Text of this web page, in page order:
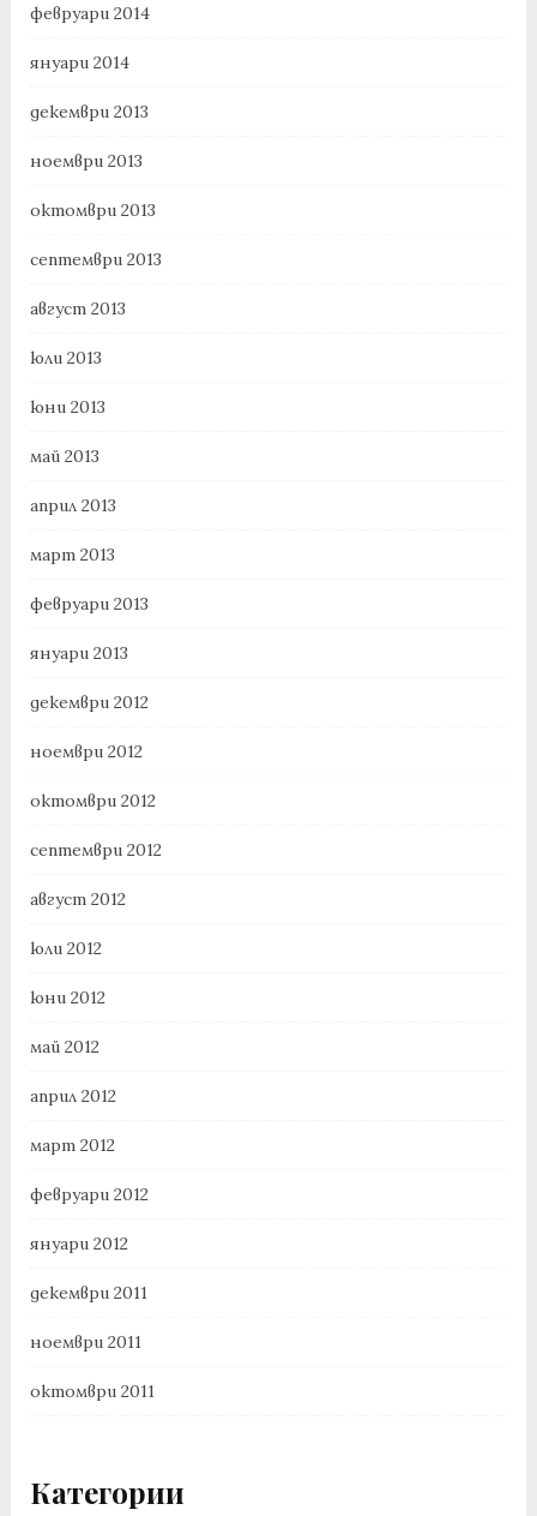
февруари 2014
януари 2014
декември 2013
ноември 2013
октомври 2013
септември 2013
август 2013
юли 2013
юни 2013
май 2013
април 2013
март 2013
февруари 2013
януари 2013
декември 2012
ноември 2012
октомври 2012
септември 2012
август 2012
юли 2012
юни 2012
май 2012
април 2012
март 2012
февруари 2012
януари 2012
декември 2011
ноември 2011
октомври 2011
Категории